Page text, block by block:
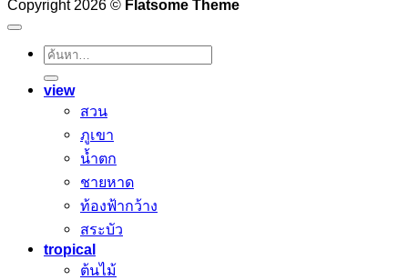
Copyright 2026 © Flatsome Theme
ค้นหา:
view
สวน
ภูเขา
น้ำตก
ชายหาด
ท้องฟ้ากว้าง
สระบัว
tropical
ต้นไม้